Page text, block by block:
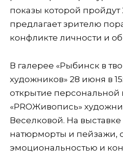
показы которой пройдут
предлагает зрителю
конфликте личности и
В галерее «Рыбинск в
художников» 28 июня в
открытие персональной
«PROЖивопись»
Веселковой. На выставке
натюрморты и пейзажи,
эмоциональностью и